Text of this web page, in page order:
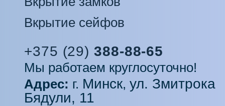
Вкрытие сейфов
+375 (29) 388-88-65
Мы работаем круглосуточно!
Адрес: г. Минск, ул. Змитрока
Бядули, 11